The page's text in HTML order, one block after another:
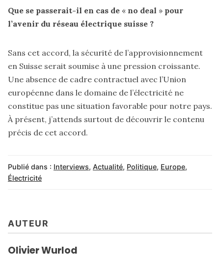
Que se passerait-il en cas de « no deal » pour
l’avenir du réseau électrique suisse ?
Sans cet accord, la sécurité de l’approvisionnement
en Suisse serait soumise à une pression croissante.
Une absence de cadre contractuel avec l’Union
européenne dans le domaine de l’électricité ne
constitue pas une situation favorable pour notre pays.
À présent, j’attends surtout de découvrir le contenu
précis de cet accord.
Publié dans : Interviews, Actualité, Politique, Europe,
Électricité
AUTEUR
Olivier Wurlod